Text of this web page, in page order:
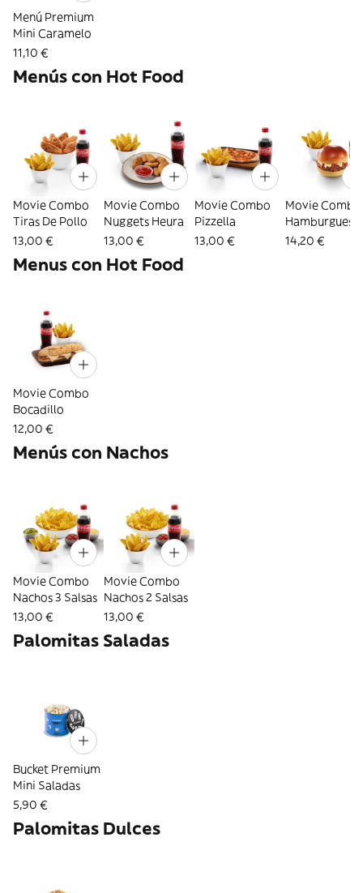
Menú Premium
Mini Caramelo
11,10 €
Menús con Hot Food
Movie Combo
Tiras De Pollo
13,00 €
Movie Combo
Nuggets Heura
13,00 €
Movie Combo
Pizzella
13,00 €
Movie Combo
Hamburguesa
Vegetariana
14,20 €
Menus con Hot Food
Movie Combo
Bocadillo
12,00 €
Menús con Nachos
Movie Combo
Nachos 3 Salsas
13,00 €
Movie Combo
Nachos 2 Salsas
13,00 €
Palomitas Saladas
Bucket Premium
Mini Saladas
5,90 €
Palomitas Dulces